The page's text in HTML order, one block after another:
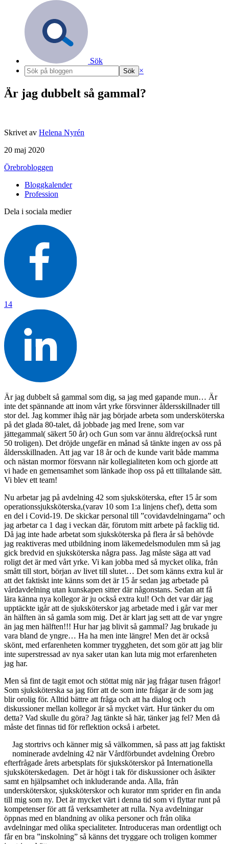
Sök
×
Är jag dubbelt så gammal?
Skrivet av Helena Nyrén
20 maj 2020
Örebrobloggen
Bloggkalender
Profession
Dela i sociala medier
14
Är jag dubbelt så gammal som dig, sa jag med gapande mun… Är
inte det spännande att inom vårt yrke försvinner åldersskillnader till
stor del. Jag kommer ihåg när jag började arbeta som undersköterska
på det glada 80-talet, då jobbade jag med Irene, som var
jättegammal( säkert 50 år) och Gun som var ännu äldre(också runt
50 troligen). Det dröjde ungefär en månad så tänkte ingen av oss på
åldersskillnaden. Att jag var 18 år och de kunde varit både mamma
och nästan mormor försvann när kollegialiteten kom och gjorde att
vi hade en gemensamhet som länkade ihop oss på ett tilltalande sätt.
Vi blev ett team!
Nu arbetar jag på avdelning 42 som sjuksköterska, efter 15 år som
operationssjuksköterska,(varav 10 som 1:a linjens chef), detta som
en del i Covid-19. De skickar personal till ”covidavdelningarna” och
jag arbetar ca 1 dag i veckan där, förutom mitt arbete på facklig tid.
Då jag inte hade arbetat som sjuksköterska på flera år så behövde
jag reaktiveras med utbildning inom läkemedelsmodulen mm så jag
gick bredvid en sjuksköterska några pass. Jag måste säga att vad
roligt det är med vårt yrke. Vi kan jobba med så mycket olika, från
smått till stort, början av livet till slutet… Det som känns extra kul är
att det faktiskt inte känns som det är 15 år sedan jag arbetade på
vårdavdelning utan kunskapen sitter där någonstans. Sedan att få
lära känna nya kollegor är ju också extra kul! Och det var där jag
upptäckte igår att de sjuksköterskor jag arbetade med i går var mer
än hälften än så gamla som mig. Det är klart jag sett att de var yngre
än jag men hälften!!! Hur har jag blivit så gammal? Jag brukade ju
vara bland de yngre… Ha ha men inte längre! Men det är också
skönt, med erfarenheten kommer tryggheten, det som gör att jag blir
inte superstressad av nya saker utan kan luta mig mot erfarenheten
jag har.
Men så fint de tagit emot och stöttat mig när jag frågar tusen frågor!
Som sjuksköterska sa jag förr att de som inte frågar är de som jag
blir orolig för. Alltid bättre att fråga och att ha dialog och
diskussioner mellan kollegor är så mycket värt. Hur tänker du om
detta? Vad skulle du göra? Jag tänkte så här, tänker jag fel? Men då
måste det finnas tid för reflektion också i arbetet.
Jag stortrivs och känner mig så välkommen, så pass att jag faktiskt
nominerade avdelning 42 när Vårdförbundet avdelning Örebro
efterfrågade årets arbetsplats för sjuksköterskor på Internationella
sjuksköterskedagen. Det är högt i tak för diskussioner och åsikter
samt en hjälpsamhet och inkluderande anda. Alla, från
undersköterskor, sjuksköterskor och kurator mm sprider en fin anda
till mig som ny. Det är mycket värt i denna tid som vi flyttar runt på
kompetenser för att få verksamheter att rulla. Nya avdelningar
öppnas med en blandning av olika personer och från olika
avdelningar med olika specialiteter. Introduceras man ordentligt och
får en bra ”inskolning” så känns det tryggare och troligen kommer